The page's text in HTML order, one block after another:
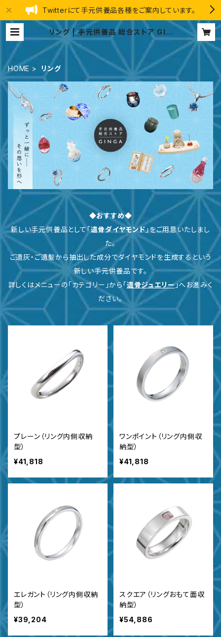
Twitterにて手元供養品各種をご案内しています。
リング | 手元供養品 総合ストア GIN
GA
HOME リング
◆おすすめ◆
新しい手元供養品として「遺骨ダイヤモンド」をご用意いたしまし
た。
ご遺灰・ご遺髪から抽出した成分でダイヤモンドを生成するという
新しい手元供養品です。
詳しくはメニューの「カテゴリー」から「遺骨ジュエリー」へお進みく
ださい。
プレーン（リング内側収納
型）
¥41,818
ワンポイント（リング内側収
納型）
¥41,818
エレガント（リング内側収納
型）
¥39,204
スクエア（リングおもて面収
納型）
¥54,886